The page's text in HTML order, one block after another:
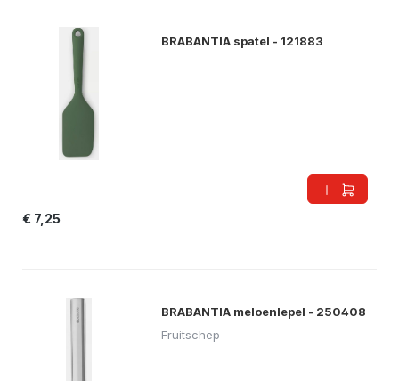
BRABANTIA spatel - 121883
€ 7,25
BRABANTIA meloenlepel - 250408
Fruitschep